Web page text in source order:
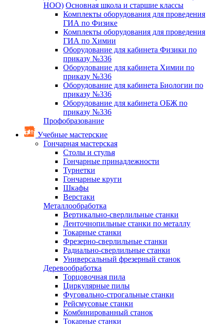
НОО) Основная школа и старшие классы
Комплекты оборудования для проведения
ГИА по Физике
Комплекты оборудования для проведения
ГИА по Химии
Оборудование для кабинета Физики по
приказу №336
Оборудование для кабинета Химии по
приказу №336
Оборудование для кабинета Биологии по
приказу №336
Оборудование для кабинета ОБЖ по
приказу №336
Профобразование
Учебные мастерские
Гончарная мастерская
Столы и стулья
Гончарные принадлежности
Турнетки
Гончарные круги
Шкафы
Верстаки
Металлообработка
Вертикально-сверлильные станки
Ленточнопильные станки по металлу
Токарные станки
Фрезерно-сверлильные станки
Радиально-сверлильные станки
Универсальный фрезерный станок
Деревообработка
Торцовочная пила
Циркулярные пилы
Фуговально-строгальные станки
Рейсмусовые станки
Комбинированный станок
Токарные станки